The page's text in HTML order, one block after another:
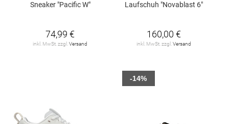
Sneaker "Pacific W"
74,99 €
inkl. MwSt. zzgl. Versand
Laufschuh "Novablast 6"
160,00 €
inkl. MwSt. zzgl. Versand
-14%